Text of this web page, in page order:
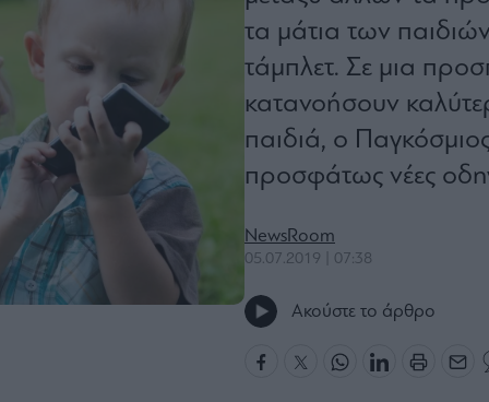
τα μάτια των
τάμπλετ. Σε μια
κατανοήσουν
παιδιά, ο
προσφάτως νέες
NewsRoom
05.07.2019 | 07:38
Ακούστε το άρθρο